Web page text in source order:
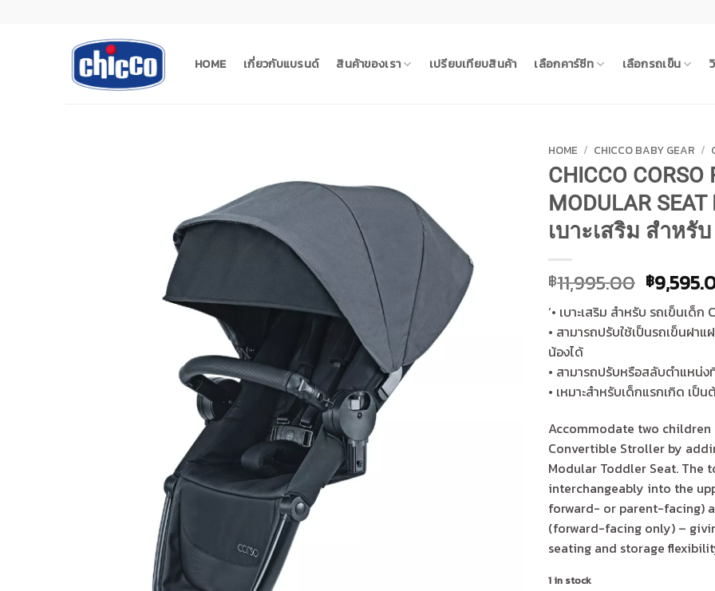
HOME เกี่ยวกับแบรนด์ สินค้าของเรา เปรียบเทียบสินค้า เลือกคาร์ซีท เลือกรถเข็น
HOME / CHICCO BABY GEAR /
CHICCO CORSO
MODULAR SEAT
เบาะเสริม สำหรั
฿11,995.00 Original
price
was:
฿
฿
‘• เบาะเสริม สำหรับ รถเข็นเด็
• สามารถปรับใช้เป็นรถเข็นฝา
น้องได้
• สามารถปรับหรือสลับตำแหน่
• เหมาะสำหรับเด็กแรกเกิด เป็น
Accommodate two
Convertible Stroller by
Modular Toddler Seat. The
interchangeably into the
forward- or parent-facing)
(forward-facing only) –
seating and storage
1 in stock